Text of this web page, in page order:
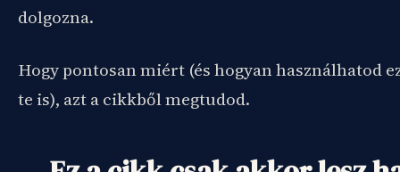
dolgozna.
Hogy pontosan miért (és hogyan használhatod
te is), azt a cikkből megtudod.